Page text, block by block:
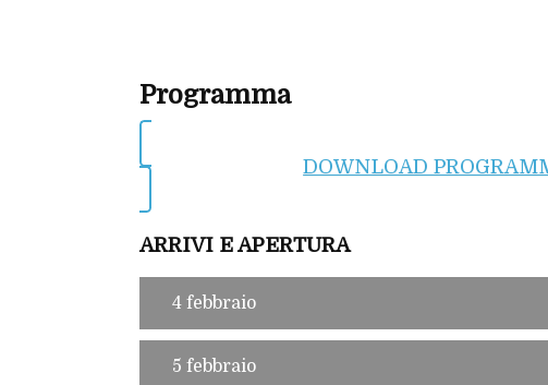
Programma
DOWNLOAD
ARRIVI E APERTURA
4 febbraio
5 febbraio